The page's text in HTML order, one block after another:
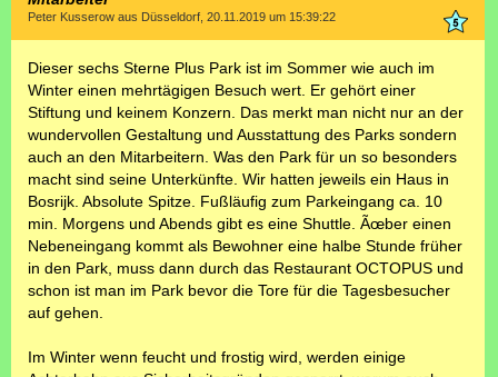
Peter Kusserow aus Düsseldorf, 20.11.2019 um 15:39:22
Dieser sechs Sterne Plus Park ist im Sommer wie auch im
Winter einen mehrtägigen Besuch wert. Er gehört einer
Stiftung und keinem Konzern. Das merkt man nicht nur an der
wundervollen Gestaltung und Ausstattung des Parks sondern
auch an den Mitarbeitern. Was den Park für un so besonders
macht sind seine Unterkünfte. Wir hatten jeweils ein Haus in
Bosrijk. Absolute Spitze. Fußläufig zum Parkeingang ca. 10
min. Morgens und Abends gibt es eine Shuttle. Ãœber einen
Nebeneingang kommt als Bewohner eine halbe Stunde früher
in den Park, muss dann durch das Restaurant OCTOPUS und
schon ist man im Park bevor die Tore für die Tagesbesucher
auf gehen.
Im Winter wenn feucht und frostig wird, werden einige